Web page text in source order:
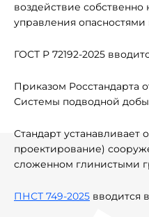
воздействие
управления
ГОСТ Р 72192-2025
Приказом Росстандарта
Системы подводной
Стандарт
проектирование)
сложенном глинистыми
ПНСТ 749-2025 вводится